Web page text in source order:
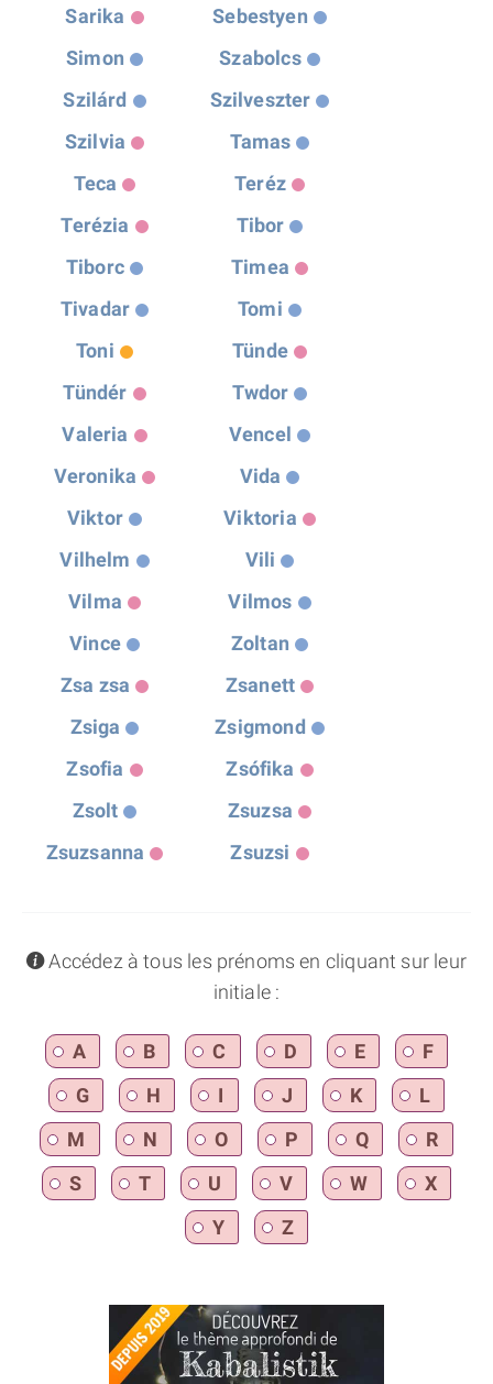
Sarika
Sebestyen
Simon
Szabolcs
Szilárd
Szilveszter
Szilvia
Tamas
Teca
Teréz
Terézia
Tibor
Tiborc
Timea
Tivadar
Tomi
Toni
Tünde
Tündér
Twdor
Valeria
Vencel
Veronika
Vida
Viktor
Viktoria
Vilhelm
Vili
Vilma
Vilmos
Vince
Zoltan
Zsa zsa
Zsanett
Zsiga
Zsigmond
Zsofia
Zsófika
Zsolt
Zsuzsa
Zsuzsanna
Zsuzsi
infoAccédez à tous les prénoms en cliquant sur leur
initiale :
A B C D E
F
G
H I J K
L
M
N O P Q
R
S
T U V W
X
Y
Z